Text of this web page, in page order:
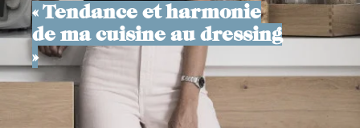
« Tendance et harmonie
de ma cuisine au dressing
»